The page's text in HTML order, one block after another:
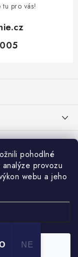
pohodlné
provozu
webu a jeho
tu pro vás!
vyhrazena.
NE